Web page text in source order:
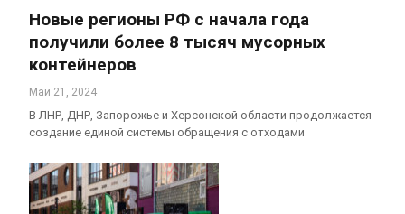
Новые регионы РФ с начала года
получили более 8 тысяч мусорных
контейнеров
Май 21, 2024
В ЛНР, ДНР, Запорожье и Херсонской области продолжается
создание единой системы обращения с отходами